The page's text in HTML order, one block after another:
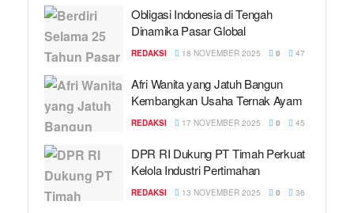
Obligasi Indonesia di Tengah
Dinamika Pasar Global
REDAKSI 18 NOVEMBER 2025 0 47
Afri Wanita yang Jatuh Bangun
Kembangkan Usaha Ternak Ayam
REDAKSI 17 NOVEMBER 2025 0 45
DPR RI Dukung PT Timah Perkuat
Kelola Industri Pertimahan
REDAKSI 13 NOVEMBER 2025 0 36